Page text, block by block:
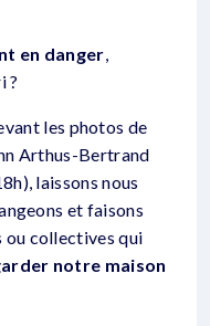
en danger,
?
les photos de
Arthus-Bertrand
laissons nous
et faisons
ou collectives qui
notre maison